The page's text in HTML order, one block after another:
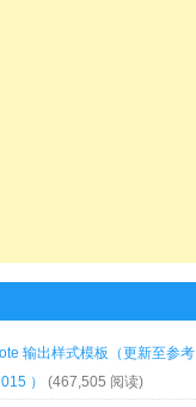
输出样式模板（更新至参考
）
(467,505 阅读)